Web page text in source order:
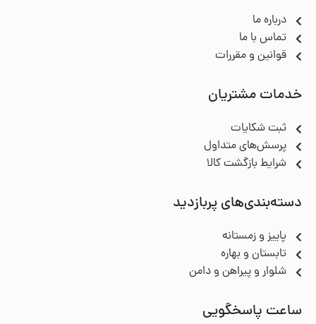
درباره ما
تماس با ما
قوانین و مقررات
خدمات مشتریان
ثبت شکایات
پرسش‌های متداول
شرایط بازگشت کالا
دسته‌بندی‌های پربازدید
پاییز و زمستانه
تابستان و بهاره
شلوار و پیراهن و دامن
ساعت پاسخگویی